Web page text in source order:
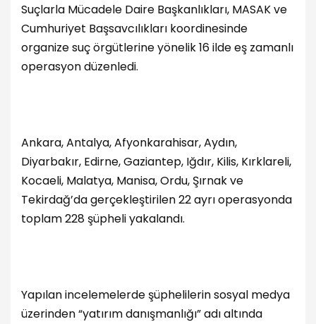
Suçlarla Mücadele Daire Başkanlıkları, MASAK ve
Cumhuriyet Başsavcılıkları koordinesinde
organize suç örgütlerine yönelik 16 ilde eş zamanlı
operasyon düzenledi.
Ankara, Antalya, Afyonkarahisar, Aydın,
Diyarbakır, Edirne, Gaziantep, Iğdır, Kilis, Kırklareli,
Kocaeli, Malatya, Manisa, Ordu, Şırnak ve
Tekirdağ’da gerçekleştirilen 22 ayrı operasyonda
toplam 228 şüpheli yakalandı.
Yapılan incelemelerde şüphelilerin sosyal medya
üzerinden “yatırım danışmanlığı” adı altında